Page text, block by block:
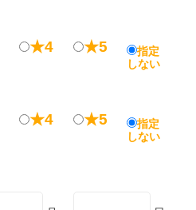
★4 ★5
指定
しない
★4 ★5
指定
しない